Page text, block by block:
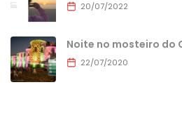
20/07/2022
Noite no mosteiro do
22/07/2020